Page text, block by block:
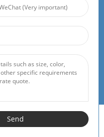
အိမ်ကြီး၊ အမှတ် 30၊ Lianhu
၊ Changsha City၊ Hunan
ဆက်သွယ်ရေးပစ္စည်းကိရိယာ
ယူပြီး။ Resource
Send